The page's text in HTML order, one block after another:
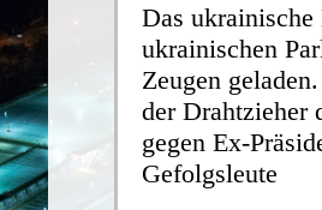
Das
ukrainischen
Zeugen
der Drahtzieher
gegen Ex-
Gefolgsleute